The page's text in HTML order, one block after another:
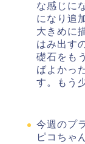
な感じに
になり追
大きめに
はみ出す
礎石をも
ばよかっ
す。もう
今週のプ
ピコちゃ